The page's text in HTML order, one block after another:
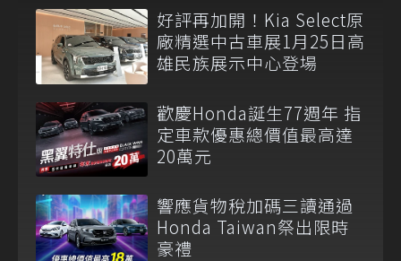
好評再加開！Kia Select原
廠精選中古車展1月25日高
雄民族展示中心登場
歡慶Honda誕生77週年 指
定車款優惠總價值最高達
20萬元
響應貨物稅加碼三讀通過
Honda Taiwan祭出限時
豪禮